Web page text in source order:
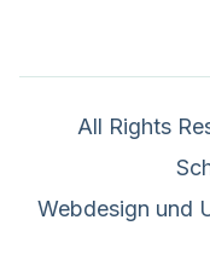
All Rights
Webdesign und